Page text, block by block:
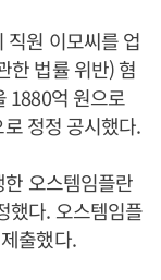
직원 이모씨를 업
한 법률 위반) 혐
1880억 원으로
정정 공시했다.
오스템임플란
했다. 오스템임플
출했다.